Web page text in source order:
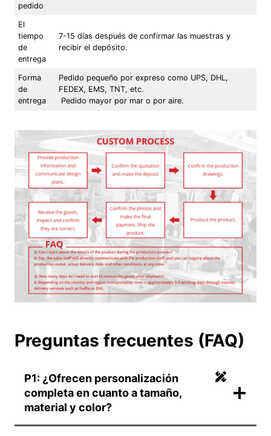
pedido
El
tiempo
de
entrega
7-15 días después de confirmar las muestras y
recibir el depósito.
Forma
de
entrega
Pedido pequeño por expreso como UPS, DHL,
FEDEX, EMS, TNT, etc.
Pedido mayor por mar o por aire.
Preguntas frecuentes (FAQ)
P1: ¿Ofrecen personalización
completa en cuanto a tamaño,
material y color?